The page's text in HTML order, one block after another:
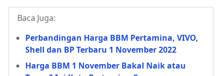
Baca Juga:
Perbandingan Harga BBM Pertamina, VIVO,
Shell dan BP Terbaru 1 November 2022
Harga BBM 1 November Bakal Naik atau